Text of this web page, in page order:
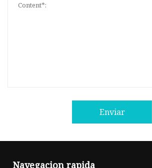
Enviar
Navegacion rapida